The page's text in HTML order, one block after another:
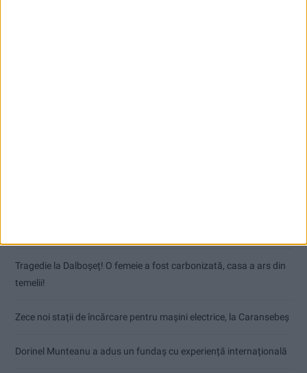
Tragedie la Dalboşeț! O femeie a fost carbonizată, casa a ars din
temelii!
Zece noi stații de încărcare pentru mașini electrice, la Caransebeș
Dorinel Munteanu a adus un fundaș cu experiență internațională